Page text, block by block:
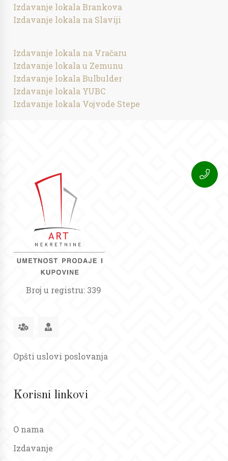
Izdavanje lokala Brankova
Izdavanje lokala na Slaviji
Izdavanje lokala na Vračaru
Izdavanje lokala u Zemunu
Izdavanje lokala Bulbulder
Izdavanje lokala YUBC
Izdavanje lokala Vojvode Stepe
Broj u registru: 339
Opšti uslovi poslovanja
Korisni linkovi
O nama
Izdavanje